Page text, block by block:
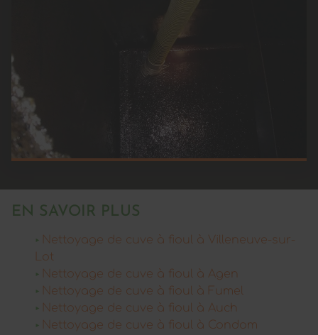
EN SAVOIR PLUS
Nettoyage de cuve à fioul à Villeneuve-sur-
Lot
Nettoyage de cuve à fioul à Agen
Nettoyage de cuve à fioul à Fumel
Nettoyage de cuve à fioul à Auch
Nettoyage de cuve à fioul à Condom